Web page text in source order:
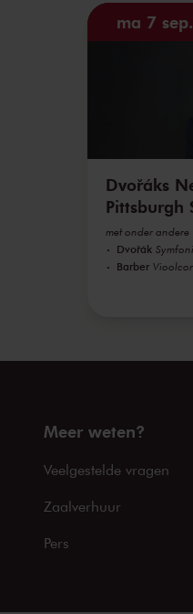
ma 7
Dvořáks
Pittsburgh
met onder andere
Dvořák
Barber
Meer weten?
Veelgestelde vragen
Zaalverhuur
Pers